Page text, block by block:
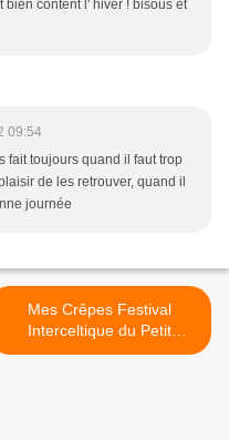
bien content l' hiver ! bisous et
09:54
fait toujours quand il faut trop
de les retrouver, quand il
journée
Mes Crêpes Festival
Interceltique du Petit
Bistro.... >